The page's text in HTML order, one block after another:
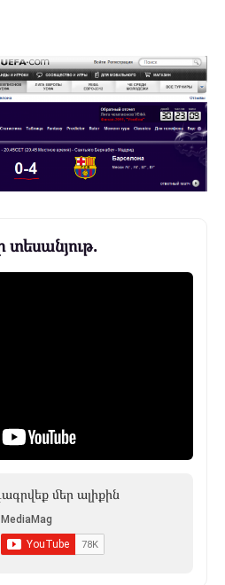
տեսանյութ.
մեր ալիքին